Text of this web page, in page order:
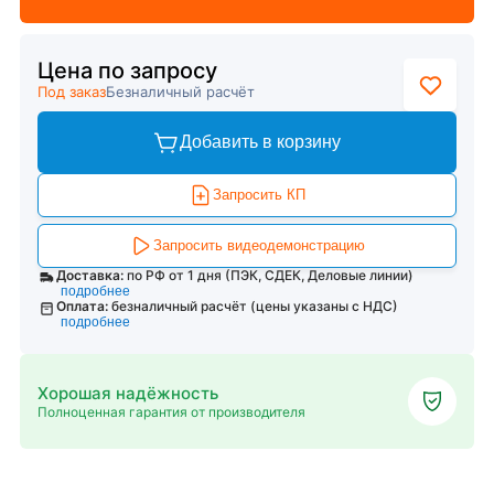
Цена по запросу
Под заказБезналичный расчёт
Добавить в корзину
Запросить КП
Запросить видеодемонстрацию
Доставка: по РФ от 1 дня (ПЭК, СДЕК, Деловые линии)
подробнее
Оплата: безналичный расчёт (цены указаны с НДС)
подробнее
Хорошая надёжность
Полноценная гарантия от производителя